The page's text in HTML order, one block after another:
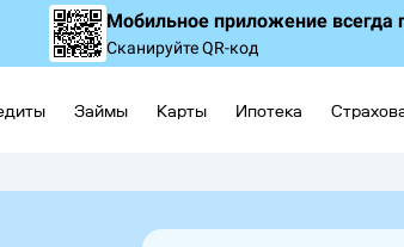
Мобильное приложение всегда
Сканируйте QR-код
Займы Карты Ипотека